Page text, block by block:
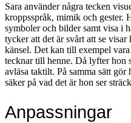
Sara använder några tecken
kroppsspråk, mimik och gester.
symboler och bilder samt visa i
tycker att det är svårt att se
känsel. Det kan till exempel
tecknar till henne. Då lyfter hon
avläsa taktilt. På samma sätt
säker på vad det är hon ser
Anpassningar